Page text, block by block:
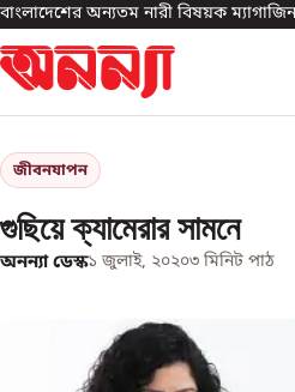
বাংলাদেশের অন্যতম নারী বিষয়ক ম্যাগাজিন
জীবনযাপন
গুছিয়ে ক্যামেরার সামনে
অনন্যা ডেস্ক১ জুলাই, ২০২০৩ মিনিট পাঠ